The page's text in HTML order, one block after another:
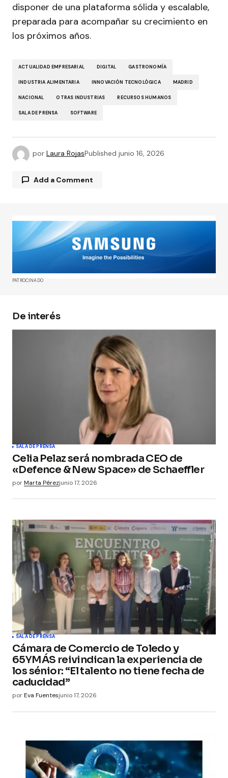
disponer de una plataforma sólida y escalable,
preparada para acompañar su crecimiento en
los próximos años.
ACTUALIDAD EMPRESARIAL DIGITAL GASTRONOMÍA
INDUSTRIA ALIMENTARIA INNOVACIÓN TECNOLÓGICA MADRID
NACIONAL OTRAS INDUSTRIAS RECURSOS HUMANOS
SALA DE PRENSA SOFTWARE
por Laura RojasPublished junio 16, 2026
Add a Comment
Tu dirección de correo electrónico no será
publicada.Los campos obligatorios están
marcados con*
Comment*
Guarda mi nombre, correo electrónico y web en
este navegador para la próxima vez que
Submit Comment
PATROCINADO
De interés
SALA DE PRENSA
Celia Pelaz será nombrada CEO de
«Defence & New Space» de Schaeffler
porMarta Pérezjunio 17, 2026
SALA DE PRENSA
Cámara de Comercio de Toledo y
65YMÁS reivindican la experiencia de
los sénior: “El talento no tiene fecha de
caducidad”
porEva Fuentesjunio 17, 2026